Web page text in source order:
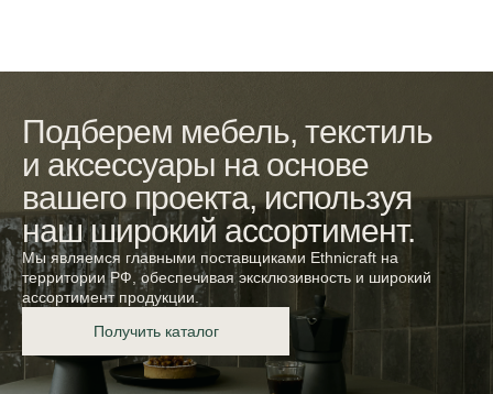
Подберем мебель, текстиль
и аксессуары на основе
вашего проекта, используя
наш широкий ассортимент.
Мы являемся главными поставщиками Ethnicraft на
территории РФ, обеспечивая эксклюзивность и широкий
ассортимент продукции.
Получить каталог